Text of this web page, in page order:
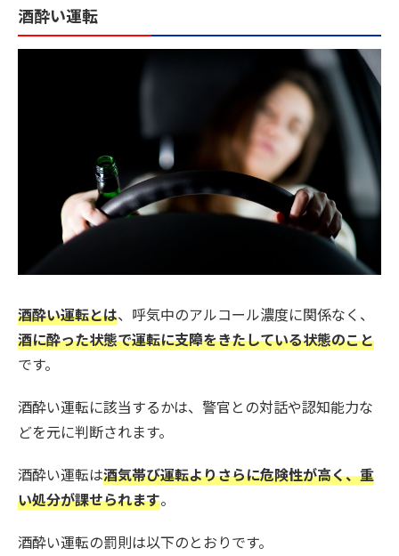
酒酔い運転
酒酔い運転とは、呼気中のアルコール濃度に関係なく、
酒に酔った状態で運転に支障をきたしている状態のこと
です。
酒酔い運転に該当するかは、警官との対話や認知能力な
どを元に判断されます。
酒酔い運転は酒気帯び運転よりさらに危険性が高く、重
い処分が課せられます。
酒酔い運転の罰則は以下のとおりです。